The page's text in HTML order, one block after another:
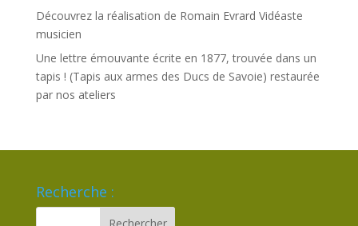
Découvrez la réalisation de Romain Evrard Vidéaste
musicien
Une lettre émouvante écrite en 1877, trouvée dans un
tapis ! (Tapis aux armes des Ducs de Savoie) restaurée
par nos ateliers
Recherche :